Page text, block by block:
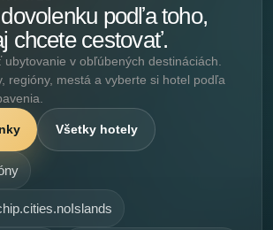
podľa toho,
chcete cestovať.
ubytovanie v obľúbených destináciách.
regióny, mestá a vyberte si hotel podľa
Všetky hotely